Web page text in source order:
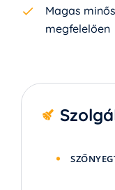
Magas
megfelelően